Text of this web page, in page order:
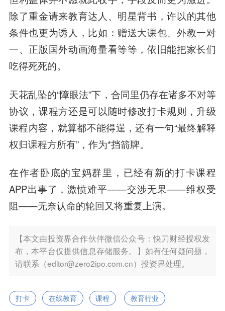
除了重金请来教育达人、明星背书，许以的其他
条件也更为诱人，比如：赠送大课包、外教一对
一、正版国外动画海量看等等，依旧能把家长们
吃得死死的。
天花乱坠的“障眼法”下，合同里仍存在诸多不对等
协议，课程方还是可以随时修改打卡规则，升级
课程内容，就算都不能得逞，还有一句“最终解释
权归课程方所有”，作为*挡箭牌。
在作者卧底的宝妈群里，已经有新的打卡课程
APP出事了，激愤难平——交涉无果——维权受
阻——无奈认命的轮回又将重复上演。
【本文由投资界合作伙伴微信公众号：快刀财经授权发
布，本平台仅提供信息存储服务。】如有任何疑问题，
请联系（editor@zero2ipo.com.cn）投资界处理。
打卡 在线教育 课程 教育行业